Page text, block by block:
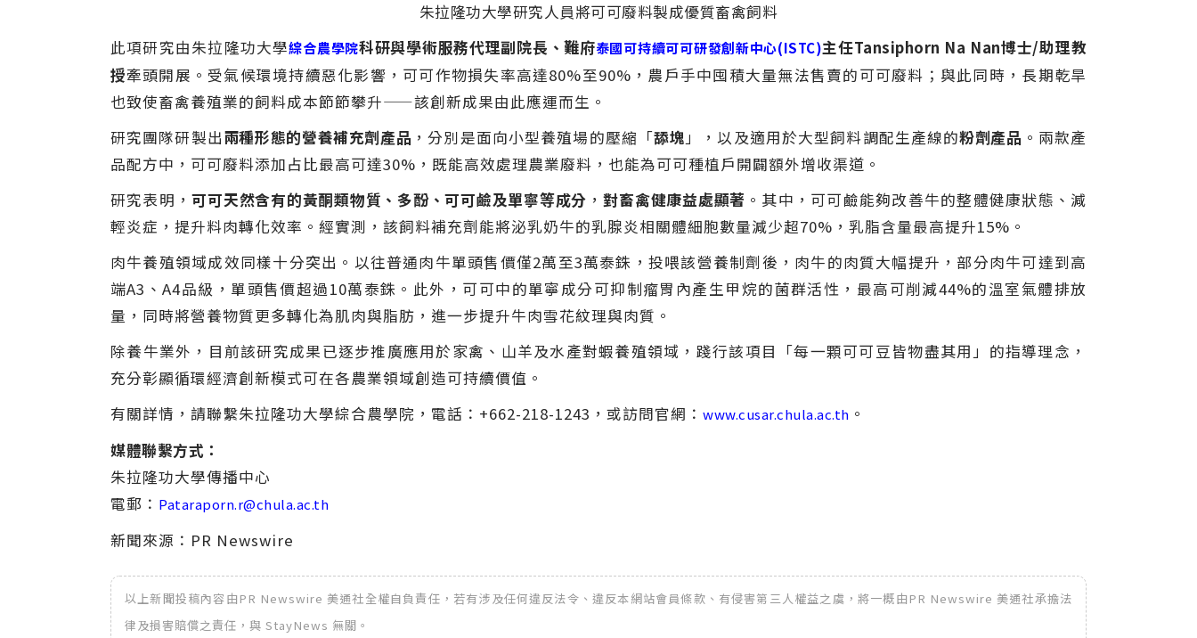
朱拉隆功大學研究人員將可可廢料製成優質畜禽飼料
此項研究由朱拉隆功大學綜合農學院科研與學術服務代理副院長、難府泰國可持續可可研發創新中心(ISTC)主任Tansiphorn Na Nan博士/助理教
授牽頭開展。受氣候環境持續惡化影響，可可作物損失率高達80%至90%，農戶手中囤積大量無法售賣的可可廢料；與此同時，長期乾旱
也致使畜禽養殖業的飼料成本節節攀升——該創新成果由此應運而生。
研究團隊研製出兩種形態的營養補充劑產品 ，分別是面向小型養殖場的壓縮「舔塊」，以及適用於大型飼料調配生產線的粉劑產品 。兩款產
品配方中，可可廢料添加占比最高可達30%，既能高效處理農業廢料，也能為可可種植戶開闢額外增收渠道。
研究表明，可可天然含有的黃酮類物質、多酚、可可鹼及單寧等成分 ，對畜禽健康益處顯著 。其中，可可鹼能夠改善牛的整體健康狀態、減
輕炎症，提升料肉轉化效率。經實測，該飼料補充劑能將泌乳奶牛的乳腺炎相關體細胞數量減少超70%，乳脂含量最高提升15%。
肉牛養殖領域成效同樣十分突出。以往普通肉牛單頭售價僅2萬至3萬泰銖，投喂該營養制劑後，肉牛的肉質大幅提升，部分肉牛可達到高
端A3、A4品級，單頭售價超過10萬泰銖。此外，可可中的單寧成分可抑制瘤胃內產生甲烷的菌群活性，最高可削減44%的溫室氣體排放
量，同時將營養物質更多轉化為肌肉與脂肪，進一步提升牛肉雪花紋理與肉質。
除養牛業外，目前該研究成果已逐步推廣應用於家禽、山羊及水產對蝦養殖領域，踐行該項目「每一顆可可豆皆物盡其用」的指導理念，
充分彰顯循環經濟創新模式可在各農業領域創造可持續價值。
有關詳情，請聯繫朱拉隆功大學綜合農學院，電話：+662-218-1243，或訪問官網： www.cusar.chula.ac.th 。
媒體聯繫方式：
朱拉隆功大學傳播中心
電郵： Pataraporn.r@chula.ac.th
新聞來源：PR Newswire
以上新聞投稿內容由PR Newswire 美通社全權自負責任，若有涉及任何違反法令、違反本網站會員條款、有侵害第三人權益之虞，將一概由PR Newswire 美通社承擔法
律及損害賠償之責任，與 StayNews 無關。